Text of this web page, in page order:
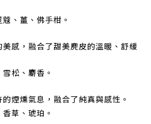
、薑、佛手柑。
美感，融合了甜美麂皮的溫暖、舒緩
松、麝香。
煙燻氣息，融合了純真與感性。
草、琥珀。